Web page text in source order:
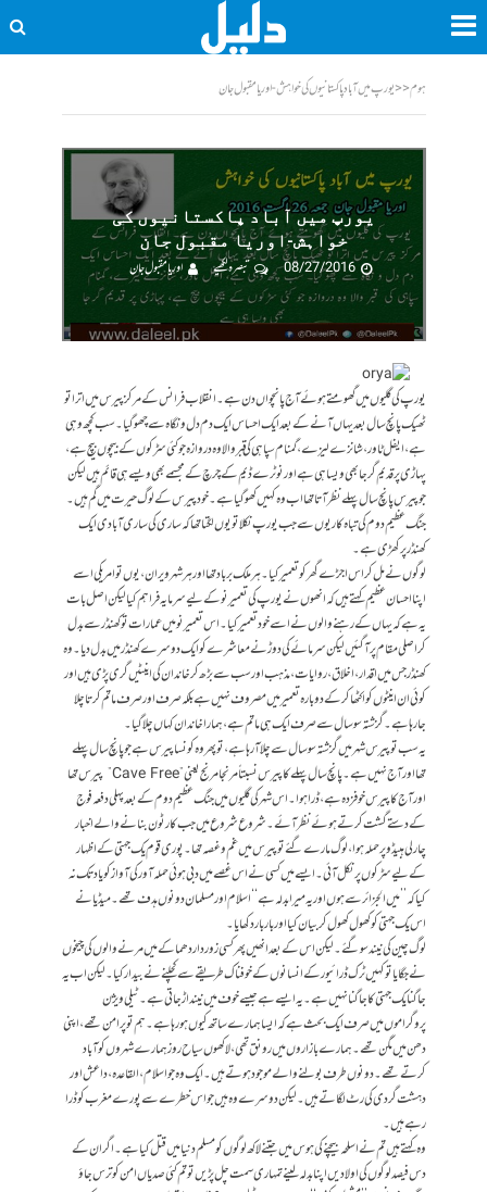
ہوم<<یورپ میں آباد پاکستانیوں کی خواہش-اوریا مقبول جان
یورپ میں آباد پاکستانیوں کی
خواہش-اوریا مقبول جان
08/27/2016
تبصرہ لکھیے اوریا مقبول جان
یورپ کی گلیوں میں گھومتے ہوئے آج پانچواں دن ہے۔ انقلاب فرانس کے مرکز پیرس میں اترا تو
ٹھیک پانچ سال بعد یہاں آنے کے بعد ایک احساس ایک دم دل و نگاہ سے چھوگیا۔ سب کچھ وہی
ہے، ایفل ٹاور، شانزے لیزے، گمنام سپاہی کی قبر والا وہ دروازہ جو کئی سڑکوں کے بیچوں بیچ ہے،
پہاڑی پر قدیم گرجا بھی ویسا ہی ہے اور نوٹرے ڈیم کے چرچ کے مجسمے بھی ویسے ہی قائم ہیں لیکن
جو پیرس پانچ سال پہلے نظر آتا تھا اب وہ کہیں کھوگیا ہے۔ خود پیرس کے لوگ حیرت میں گم ہیں۔
جنگ عظیم دوم کی تباہ کاریوں سے جب یورپ نکلا تو یوں لگتا تھا کہ ساری کی ساری آبادی ایک
کھنڈر پر کھڑی ہے۔
لوگوں نے مل کر اس اجڑے گھر کو تعمیر کیا۔ ہر ملک برباد تھا اور ہر شہر ویران، یوں تو امریکی اسے
اپنا احسان عظیم کہتے ہیں کہ انھوں نے یورپ کی تعمیر نو کے لیے سرمایہ فراہم کیا لیکن اصل بات
یہ ہے کہ یہاں کے رہنے والوں نے اسے خود تعمیر کیا۔ اس تعمیر نو میں عمارات تو کھنڈر سے بدل
کر اصلی مقام پر آگئیں لیکن سرمائے کی دوڑ نے معاشرے کو ایک دوسرے کھنڈر میں بدل دیا۔ وہ
کھنڈر جس میں اقدار، اخلاق، روایات، مذہب اور سب سے بڑھ کر خاندان کی اینٹیں گری پڑی ہیں اور
کوئی ان اینٹوں کو اکٹھا کرکے دوبارہ تعمیر میں مصروف نہیں ہے بلکہ صرف اور صرف ماتم کرتا چلا
جارہا ہے۔ گزشتہ سو سال سے صرف ایک ہی ماتم ہے، ہمارا خاندان کہاں چلاگیا۔
یہ سب تو پیرس شہر میں گزشتہ سو سال سے چلا آرہا ہے، تو پھر وہ کونسا پیرس ہے جو پانچ سال پہلے
تھا اور آج نہیں ہے۔ پانچ سال پہلے کا پیرس نسبتاً مرنجا مرنج یعنی ”Cave Free” پیرس تھا
اور آج کا پیرس خوفزدہ ہے، ڈرا ہوا۔ اس شہر کی گلیوں میں جنگ عظیم دوم کے بعد پہلی دفعہ فوج
کے دستے گشت کرتے ہوئے نظر آئے۔ شروع شروع میں جب کارٹون بنانے والے اخبار
چارلی ہبیڈو پر حملہ ہوا، لوگ مارے گئے تو پیرس میں غم و غصہ تھا۔ پوری قوم یک جہتی کے اظہار
کے لیے سڑکوں پر نکل آئی۔ ایسے میں کسی نے اس غصے میں دبی ہوئی حملہ آور کی آواز کو یاد تک نہ
کیا کہ ’’میں الجزائر سے ہوں اور یہ میرا بدلہ ہے‘‘ اسلام اور مسلمان دونوں ہدف تھے۔ میڈیا نے
اس یک جہتی کو کھول کھول کر بیان کیا اور بار بار دکھایا۔
لوگ چین کی نیند سوگئے۔ لیکن اس کے بعد انھیں پھر کسی زور دار دھماکے میں مرنے والوں کی چیخوں
نے جگایا تو کہیں ٹرک ڈرائیور کے انسانوں کے خوفناک طریقے سے کچلنے نے بیدار کیا۔ لیکن اب یہ
جاگنا یک جہتی کا جاگنا نہیں ہے۔ یہ ایسے ہے جیسے خوف میں نیند اڑجاتی ہے۔ ٹیلی ویژن
پروگراموں میں صرف ایک بحث ہے کہ ایسا ہمارے ساتھ کیوں ہورہا ہے۔ ہم تو پر امن تھے، اپنی
دھن میں مگن تھے۔ ہمارے بازاروں میں رونق تھی، لاکھوں سیاح روز ہمارے شہروں کو آباد
کرتے تھے۔ دونوں طرف بولنے والے موجود ہوتے ہیں۔ ایک وہ جو اسلام، القاعدہ، داعش اور
دہشت گردی کی رٹ لگاتے ہیں۔ لیکن دوسرے وہ ہیں جو اس خطرے سے پورے مغرب کو ڈرا
رہے ہیں۔
وہ کہتے ہیں تم نے اسلحہ بیچنے کی ہوس میں جتنے لاکھ لوگوں کو مسلم دنیا میں قتل کیا ہے۔ اگر ان کے
دس فیصد لوگوں کی اولادیں اپنا بدلہ لینے تمہاری سمت چل پڑیں تو تم کئی صدیاں امن کوترس جاؤ